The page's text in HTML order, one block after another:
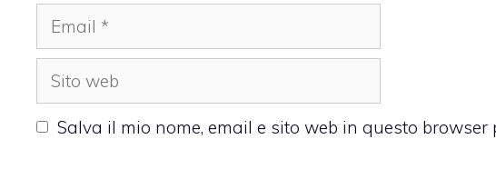
Email
Sito
web
Salva il mio nome, email e sito web in questo